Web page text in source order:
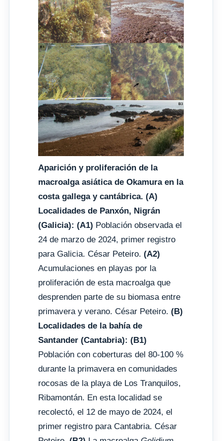
Aparición y proliferación de la
macroalga asiática de Okamura en la
costa gallega y cantábrica. (A)
Localidades de Panxón, Nigrán
(Galicia): (A1) Población observada el
24 de marzo de 2024, primer registro
para Galicia. César Peteiro. (A2)
Acumulaciones en playas por la
proliferación de esta macroalga que
desprenden parte de su biomasa entre
primavera y verano. César Peteiro. (B)
Localidades de la bahía de
Santander (Cantabria): (B1)
Población con coberturas del 80-100 %
durante la primavera en comunidades
rocosas de la playa de Los Tranquilos,
Ribamontán. En esta localidad se
recolectó, el 12 de mayo de 2024, el
primer registro para Cantabria. César